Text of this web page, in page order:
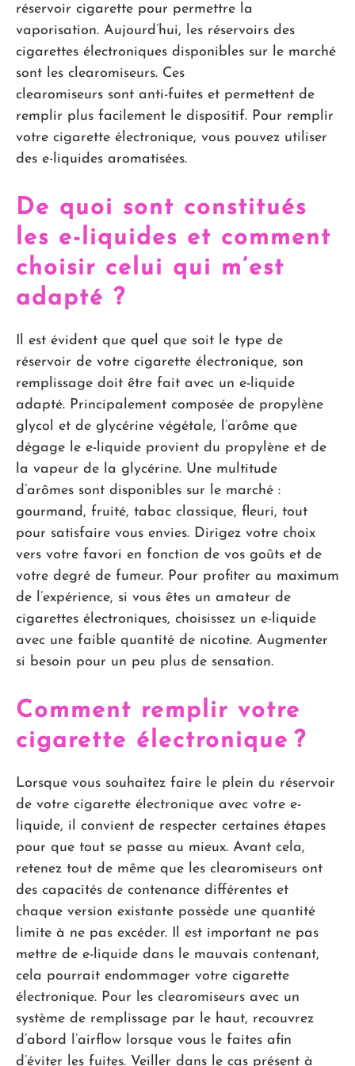
réservoir cigarette pour permettre la
vaporisation. Aujourd’hui, les réservoirs des
cigarettes électroniques disponibles sur le marché
sont les clearomiseurs. Ces
clearomiseurs sont anti-fuites et permettent de
remplir plus facilement le dispositif. Pour remplir
votre cigarette électronique, vous pouvez utiliser
des e-liquides aromatisées.
De quoi sont constitués
les e-liquides et comment
choisir celui qui m’est
adapté ?
Il est évident que quel que soit le type de
réservoir de votre cigarette électronique, son
remplissage doit être fait avec un e-liquide
adapté. Principalement composée de propylène
glycol et de glycérine végétale, l’arôme que
dégage le e-liquide provient du propylène et de
la vapeur de la glycérine. Une multitude
d’arômes sont disponibles sur le marché :
gourmand, fruité, tabac classique, fleuri, tout
pour satisfaire vous envies. Dirigez votre choix
vers votre favori en fonction de vos goûts et de
votre degré de fumeur. Pour profiter au maximum
de l’expérience, si vous êtes un amateur de
cigarettes électroniques, choisissez un e-liquide
avec une faible quantité de nicotine. Augmenter
si besoin pour un peu plus de sensation.
Comment remplir votre
cigarette électronique ?
Lorsque vous souhaitez faire le plein du réservoir
de votre cigarette électronique avec votre e-
liquide, il convient de respecter certaines étapes
pour que tout se passe au mieux. Avant cela,
retenez tout de même que les clearomiseurs ont
des capacités de contenance différentes et
chaque version existante possède une quantité
limite à ne pas excéder. Il est important ne pas
mettre de e-liquide dans le mauvais contenant,
cela pourrait endommager votre cigarette
électronique. Pour les clearomiseurs avec un
système de remplissage par le haut, recouvrez
d’abord l’airflow lorsque vous le faites afin
d’éviter les fuites. Veiller dans le cas présent à